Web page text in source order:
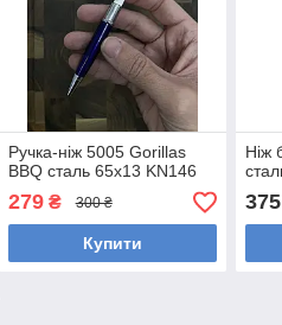
Ручка-ніж 5005 Gorillas
BBQ сталь 65х13 KN146
279₴ 300 ₴
Купити
Ніж
375